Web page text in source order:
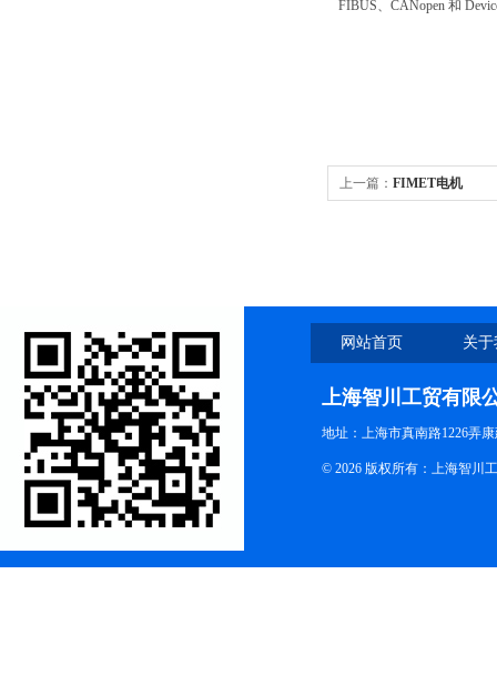
FIBUS、CANopen 和
上一篇： FIMET电机
网站首页 关
上海智川工贸有限
地址：上海市真南路1226弄
© 2026 版权所有：上海智川